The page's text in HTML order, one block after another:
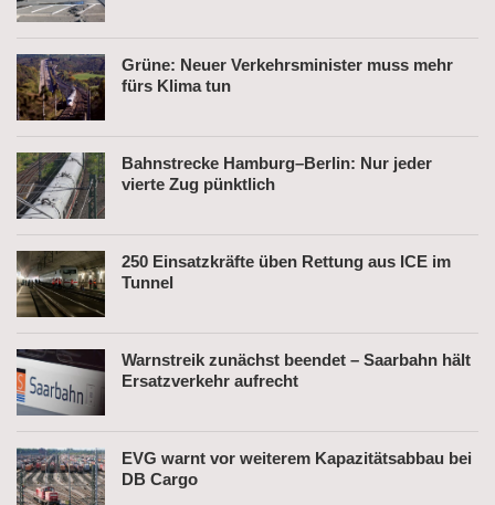
Grüne: Neuer Verkehrsminister muss mehr
fürs Klima tun
Bahnstrecke Hamburg–Berlin: Nur jeder
vierte Zug pünktlich
250 Einsatzkräfte üben Rettung aus ICE im
Tunnel
Warnstreik zunächst beendet – Saarbahn hält
Ersatzverkehr aufrecht
EVG warnt vor weiterem Kapazitätsabbau bei
DB Cargo